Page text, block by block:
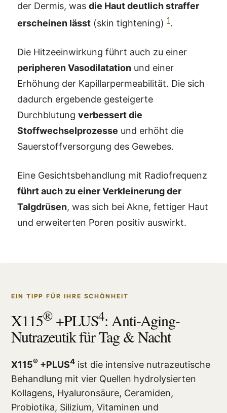
der Dermis, was die Haut deutlich straffer
erscheinen lässt (skin tightening) 1.
Die Hitzeeinwirkung führt auch zu einer
peripheren Vasodilatation und einer
Erhöhung der Kapillarpermeabilität. Die sich
dadurch ergebende gesteigerte
Durchblutung verbessert die
Stoffwechselprozesse und erhöht die
Sauerstoffversorgung des Gewebes.
Eine Gesichtsbehandlung mit Radiofrequenz
führt auch zu einer Verkleinerung der
Talgdrüsen, was sich bei Akne, fettiger Haut
und erweiterten Poren positiv auswirkt.
EIN TIPP FÜR IHRE SCHÖNHEIT
X115®+PLUS4: Anti-Aging-
Nutrazeutik für Tag & Nacht
X115® +PLUS4 ist die intensive nutrazeutische
Behandlung mit vier Quellen hydrolysierten
Kollagens, Hyaluronsäure, Ceramiden,
Probiotika, Silizium, Vitaminen und